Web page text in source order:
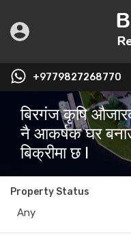
+9779827268770
बिरगंज कृषि
नै आकर्षक घर
बिक्रीमा छ l
Property Status
Any